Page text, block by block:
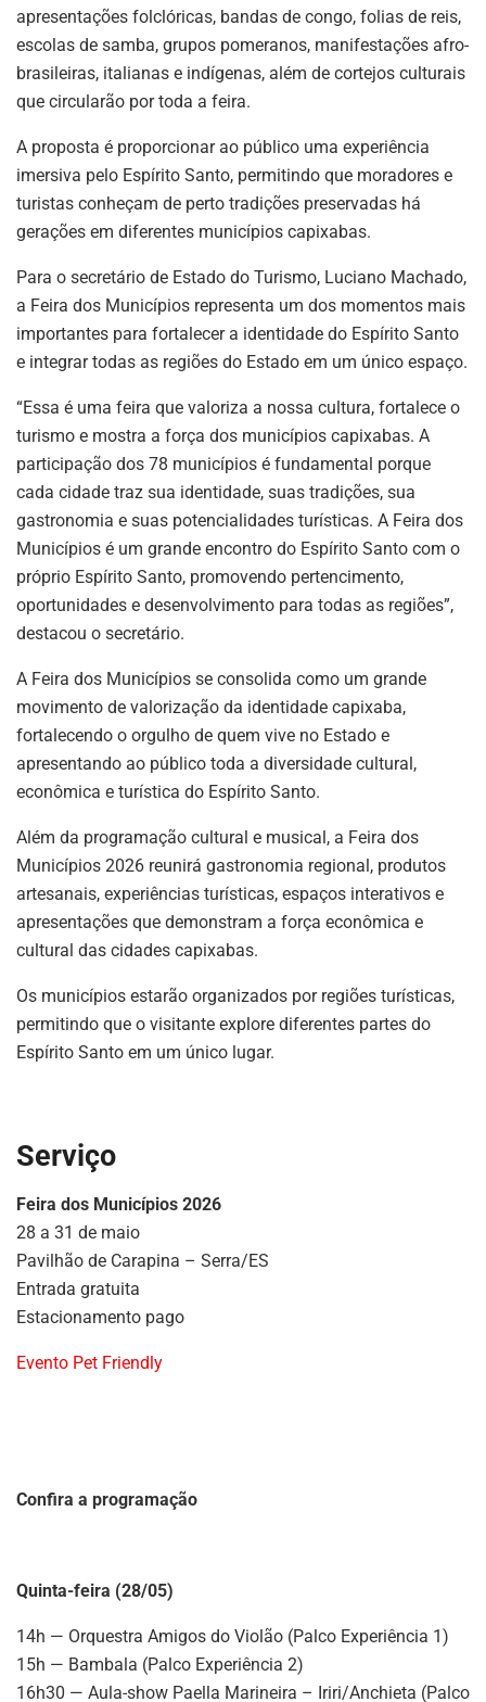
apresentações folclóricas, bandas de congo, folias de reis,
escolas de samba, grupos pomeranos, manifestações afro-
brasileiras, italianas e indígenas, além de cortejos culturais
que circularão por toda a feira.
A proposta é proporcionar ao público uma experiência
imersiva pelo Espírito Santo, permitindo que moradores e
turistas conheçam de perto tradições preservadas há
gerações em diferentes municípios capixabas.
Para o secretário de Estado do Turismo, Luciano Machado,
a Feira dos Municípios representa um dos momentos mais
importantes para fortalecer a identidade do Espírito Santo
e integrar todas as regiões do Estado em um único espaço.
“Essa é uma feira que valoriza a nossa cultura, fortalece o
turismo e mostra a força dos municípios capixabas. A
participação dos 78 municípios é fundamental porque
cada cidade traz sua identidade, suas tradições, sua
gastronomia e suas potencialidades turísticas. A Feira dos
Municípios é um grande encontro do Espírito Santo com o
próprio Espírito Santo, promovendo pertencimento,
oportunidades e desenvolvimento para todas as regiões”,
destacou o secretário.
A Feira dos Municípios se consolida como um grande
movimento de valorização da identidade capixaba,
fortalecendo o orgulho de quem vive no Estado e
apresentando ao público toda a diversidade cultural,
econômica e turística do Espírito Santo.
Além da programação cultural e musical, a Feira dos
Municípios 2026 reunirá gastronomia regional, produtos
artesanais, experiências turísticas, espaços interativos e
apresentações que demonstram a força econômica e
cultural das cidades capixabas.
Os municípios estarão organizados por regiões turísticas,
permitindo que o visitante explore diferentes partes do
Espírito Santo em um único lugar.
Serviço
Feira dos Municípios 2026
28 a 31 de maio
Pavilhão de Carapina – Serra/ES
Entrada gratuita
Estacionamento pago
Evento Pet Friendly
Confira a programação
Quinta-feira (28/05)
14h — Orquestra Amigos do Violão (Palco Experiência 1)
15h — Bambala (Palco Experiência 2)
16h30 — Aula-show Paella Marineira – Iriri/Anchieta (Palco